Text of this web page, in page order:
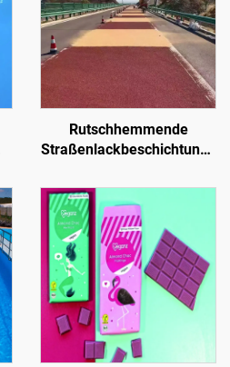
Rutschhemmende
Straßenlackbeschichtung |
Schutzbeschichtung für
innen- und außenliegende
Fahrbahnen